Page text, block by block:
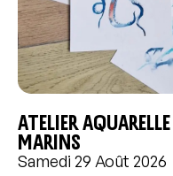
Atelier aquarelle
marins
Samedi 29 Août 2026